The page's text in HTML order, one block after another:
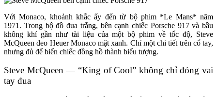
Với Monaco, khoảnh khắc ấy đến từ bộ phim *Le Mans* năm
1971. Trong bộ đồ đua trắng, bên cạnh chiếc Porsche 917 và bầu
không khí gần như tài liệu của một bộ phim về tốc độ, Steve
McQueen đeo Heuer Monaco mặt xanh. Chỉ một chi tiết trên cổ tay,
nhưng đủ để biến chiếc đồng hồ thành biểu tượng.
Steve McQueen — “King of Cool” không chỉ đóng vai
tay đua